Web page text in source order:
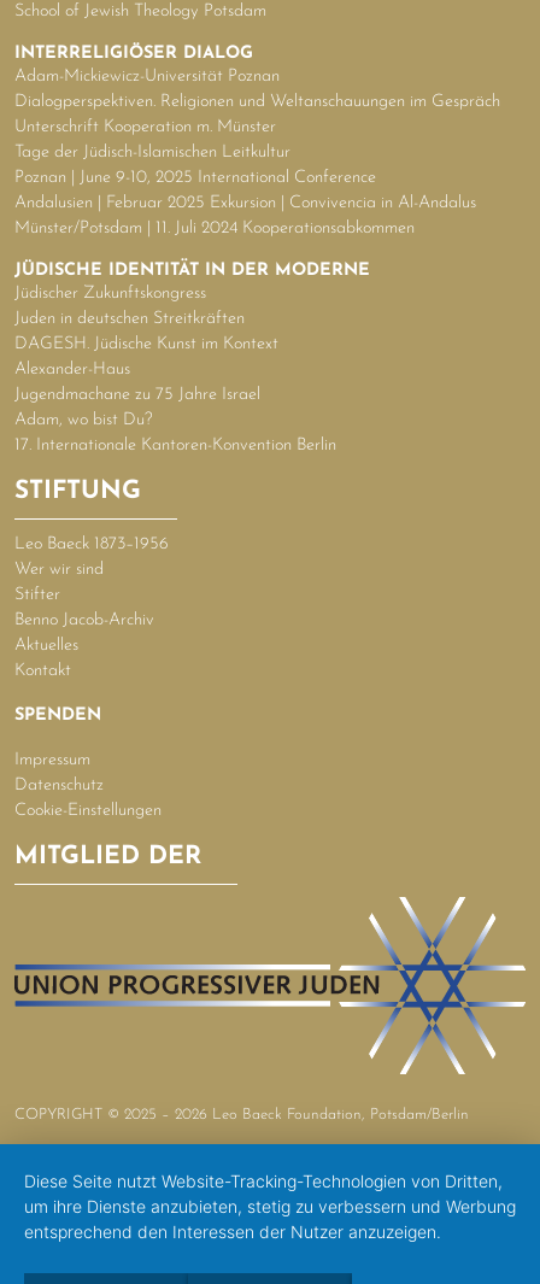
School of Jewish Theology Potsdam
INTERRELIGIÖSER DIALOG
Adam-Mickiewicz-Universität Poznan
Dialogperspektiven. Religionen und Weltanschauungen im Gespräch
Unterschrift Kooperation m. Münster
Tage der Jüdisch-Islamischen Leitkultur
Poznan | June 9-10, 2025 International Conference
Andalusien | Februar 2025 Exkursion | Convivencia in Al-Andalus
Münster/Potsdam | 11. Juli 2024 Kooperationsabkommen
JÜDISCHE IDENTITÄT IN DER MODERNE
Jüdischer Zukunftskongress
Juden in deutschen Streitkräften
DAGESH. Jüdische Kunst im Kontext
Alexander-Haus
Jugendmachane zu 75 Jahre Israel
Adam, wo bist Du?
17. Internationale Kantoren-Konvention Berlin
STIFTUNG
Leo Baeck 1873–1956
Wer wir sind
Stifter
Benno Jacob-Archiv
Aktuelles
Kontakt
SPENDEN
Impressum
Datenschutz
Cookie-Einstellungen
MITGLIED DER
COPYRIGHT © 2025 – 2026 Leo Baeck Foundation, Potsdam/Berlin
Diese Seite nutzt Website-Tracking-Technologien von Dritten,
um ihre Dienste anzubieten, stetig zu verbessern und Werbung
entsprechend den Interessen der Nutzer anzuzeigen.